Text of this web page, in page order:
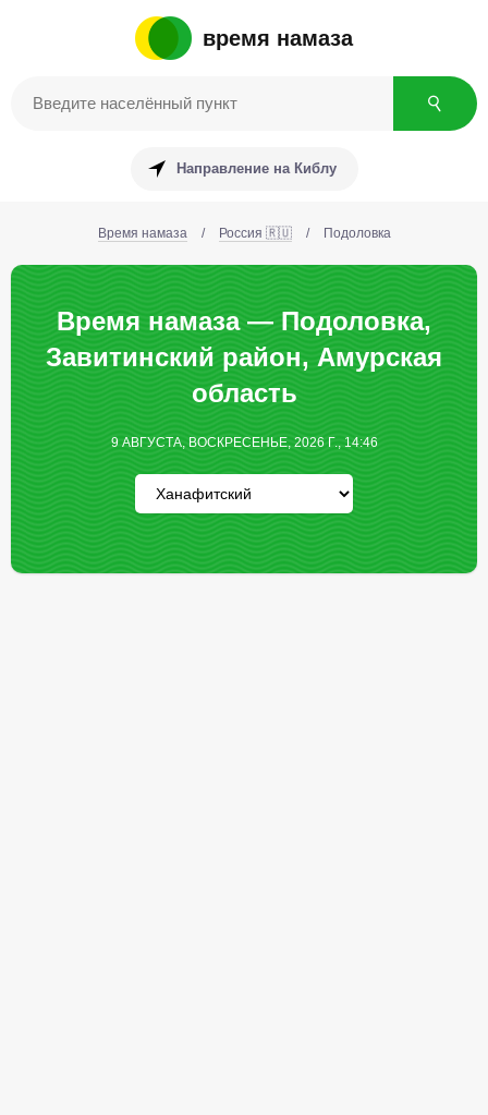
время намаза
Направление на Киблу
Время намаза / Россия 🇷🇺 / Подоловка
Время намаза — Подоловка,
Завитинский район, Амурская
область
9 АВГУСТА, ВОСКРЕСЕНЬЕ, 2026 Г., 14:46